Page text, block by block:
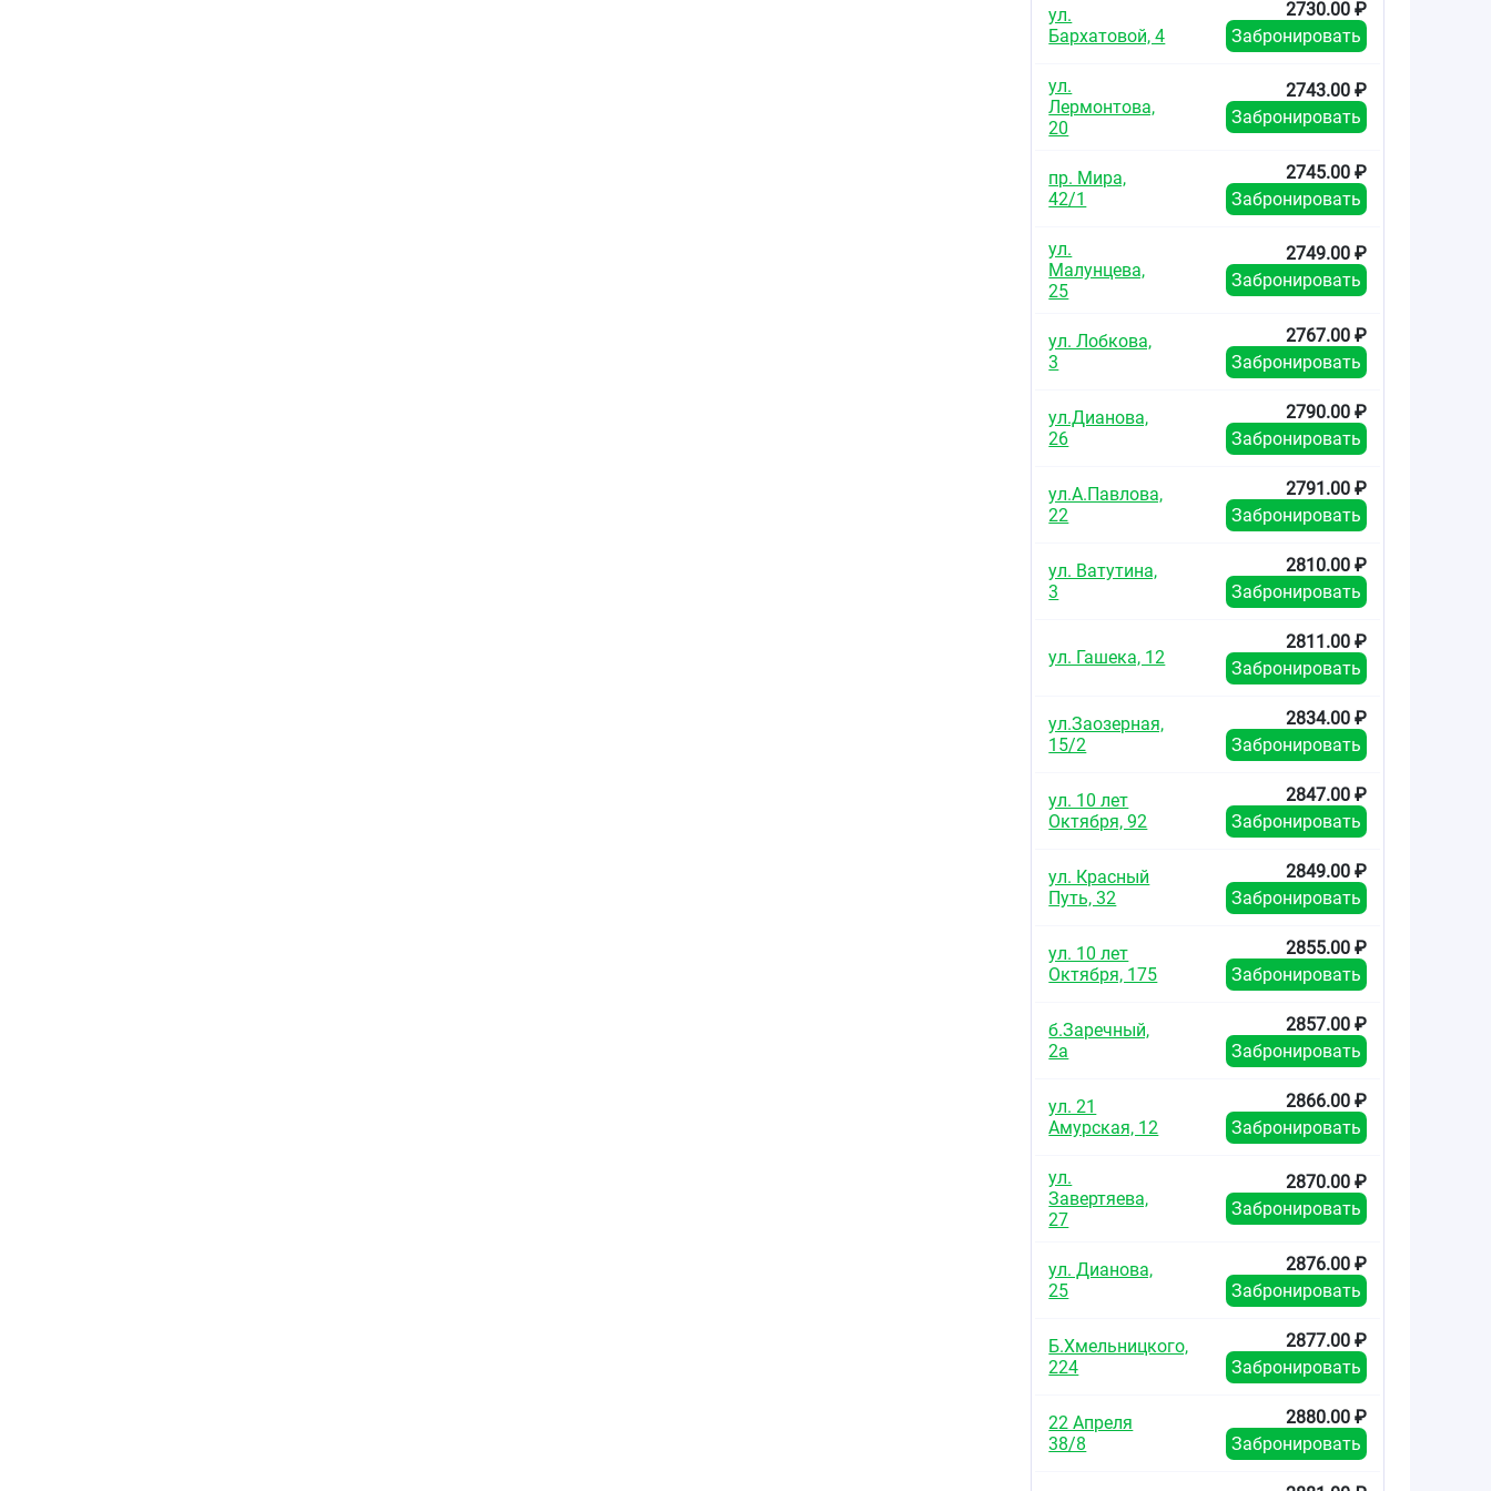
ул.
Бархатовой, 4
2730.00 ₽
Забронировать
ул.
Лермонтова,
20
2743.00 ₽
Забронировать
пр. Мира,
42/1
2745.00 ₽
Забронировать
ул.
Малунцева,
25
2749.00 ₽
Забронировать
ул. Лобкова,
3
2767.00 ₽
Забронировать
ул.Дианова,
26
2790.00 ₽
Забронировать
ул.А.Павлова,
22
2791.00 ₽
Забронировать
ул. Ватутина,
3
2810.00 ₽
Забронировать
ул. Гашека, 12
2811.00 ₽
Забронировать
ул.Заозерная,
15/2
2834.00 ₽
Забронировать
ул. 10 лет
Октября, 92
2847.00 ₽
Забронировать
ул. Красный
Путь, 32
2849.00 ₽
Забронировать
ул. 10 лет
Октября, 175
2855.00 ₽
Забронировать
б.Заречный,
2а
2857.00 ₽
Забронировать
ул. 21
Амурская, 12
2866.00 ₽
Забронировать
ул.
Завертяева,
27
2870.00 ₽
Забронировать
ул. Дианова,
25
2876.00 ₽
Забронировать
Б.Хмельницкого,
224
2877.00 ₽
Забронировать
22 Апреля
38/8
2880.00 ₽
Забронировать